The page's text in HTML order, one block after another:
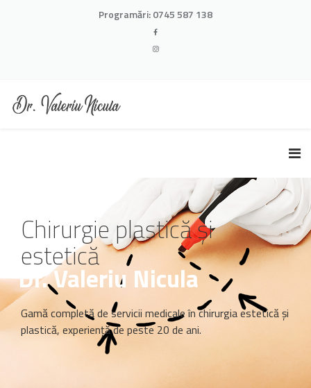
Programări:0745 587 138
Chirurgie plastică și
estetică
Dr. Valeriu Nicula
Gamă completă de servicii medicale în chirurgia estetică și
plastică, experiență de peste 20 de ani.